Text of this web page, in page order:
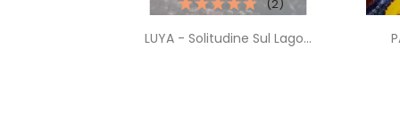
Anteprima
LUYA - Solitudine Sul Lago...
(2)